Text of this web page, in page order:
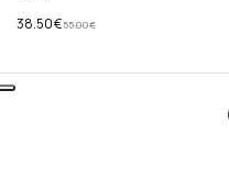
55.00€
38.50€